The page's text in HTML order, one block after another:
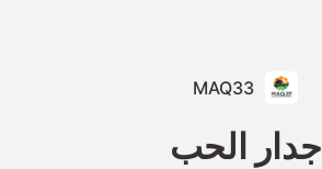
MAQ33
جدار الحب